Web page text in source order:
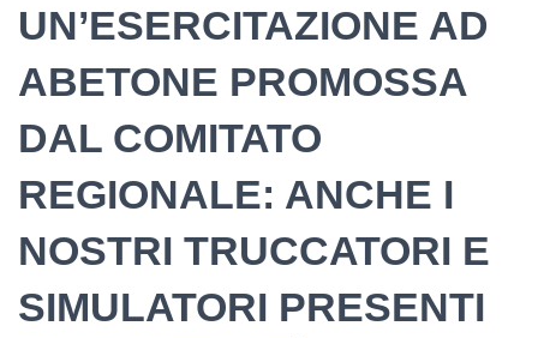
UN’ESERCITAZIONE AD
ABETONE PROMOSSA
DAL COMITATO
REGIONALE: ANCHE I
NOSTRI TRUCCATORI E
SIMULATORI PRESENTI